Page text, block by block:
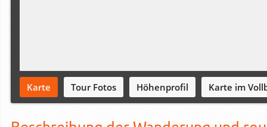
Karte Tour Fotos Höhenprofil Karte im